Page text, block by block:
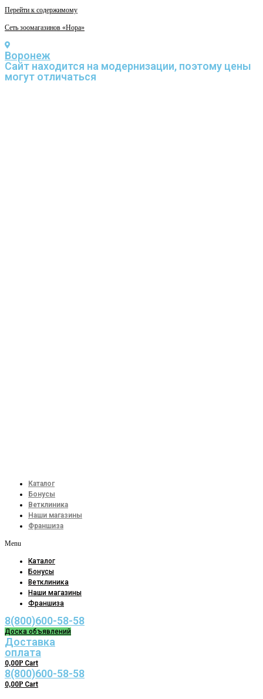
Перейти к содержимому
Сеть зоомагазинов «Нора»
Воронеж
Cайт находится на модернизации, поэтому цены
могут отличаться
Каталог
Бонусы
Ветклиника
Наши магазины
Франшиза
Menu
Каталог
Бонусы
Ветклиника
Наши магазины
Франшиза
8(800)600-58-58
Доска объявлений
Доставка
оплата
0,00Р Cart
8(800)600-58-58
0,00Р Cart